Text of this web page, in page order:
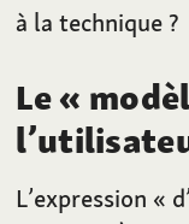
à la technique ?
Le «
L’expression «